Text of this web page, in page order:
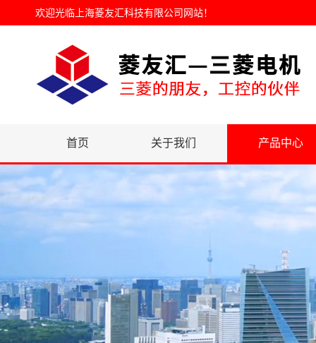
欢迎光临 上海菱友汇科技有限公司网站！
首页 关于我们 产品中心